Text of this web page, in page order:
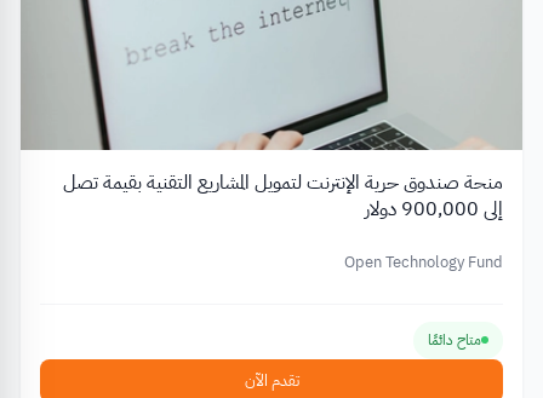
منحة صندوق حرية الإنترنت لتمويل المشاريع التقنية بقيمة تصل
إلى 900,000 دولار
Open Technology Fund
متاح دائمًا
تقدم الآن